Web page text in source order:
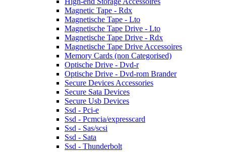
Magnetic Tape - Rdx
Magnetische Tape - Lto
Magnetische Tape Drive - Lto
Magnetische Tape Drive - Rdx
Magnetische Tape Drive Accessoires
Memory Cards (non Categorised)
Optische Drive - Dvd-r
Optische Drive - Dvd-rom Brander
Secure Devices Accessories
Secure Sata Devices
Secure Usb Devices
Ssd - Pci-e
Ssd - Pcmcia/expresscard
Ssd - Sas/scsi
Ssd - Sata
Ssd - Thunderbolt